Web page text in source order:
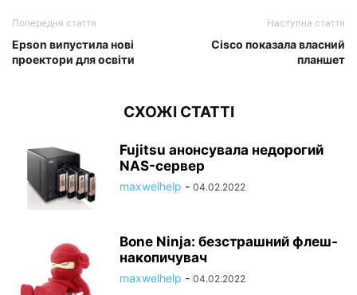
Попередня стаття
Epson випустила нові
проектори для освіти
Наступна стаття
Cisco показала власний
планшет
СХОЖІ СТАТТІ
Fujitsu анонсувала недорогий
NAS-сервер
maxwelhelp - 04.02.2022
Bone Ninja: безстрашний флеш-
накопичувач
maxwelhelp - 04.02.2022